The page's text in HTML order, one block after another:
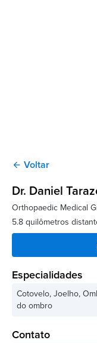
arrow_back Voltar
Dr. Daniel
Orthopaedic Medical
5.8 quilômetros
Especialidades
Cotovelo, Joelho,
do ombro
Contato